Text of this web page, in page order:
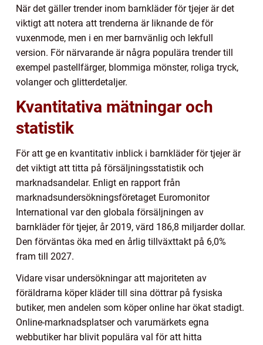
När det gäller trender inom barnkläder för tjejer är det
viktigt att notera att trenderna är liknande de för
vuxenmode, men i en mer barnvänlig och lekfull
version. För närvarande är några populära trender till
exempel pastellfärger, blommiga mönster, roliga tryck,
volanger och glitterdetaljer.
Kvantitativa mätningar och
statistik
För att ge en kvantitativ inblick i barnkläder för tjejer är
det viktigt att titta på försäljningsstatistik och
marknadsandelar. Enligt en rapport från
marknadsundersökningsföretaget Euromonitor
International var den globala försäljningen av
barnkläder för tjejer, år 2019, värd 186,8 miljarder dollar.
Den förväntas öka med en årlig tillväxttakt på 6,0%
fram till 2027.
Vidare visar undersökningar att majoriteten av
föräldrarna köper kläder till sina döttrar på fysiska
butiker, men andelen som köper online har ökat stadigt.
Online-marknadsplatser och varumärkets egna
webbutiker har blivit populära val för att hitta